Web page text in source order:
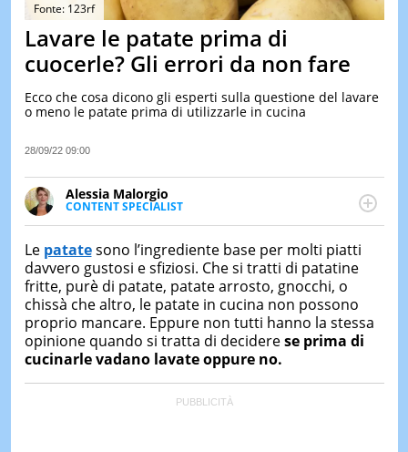
&
TEST
LE
DI
Fonte: 123rf
Lavare le patate prima di
cuocerle? Gli errori da non fare
Ecco che cosa dicono gli esperti sulla questione del lavare
o meno le patate prima di utilizzarle in cucina
28/09/22 09:00
Alessia Malorgio
CONTENT SPECIALIST
Ha conseguito un Master in Marketing Management
occupa della creazione di contenuti in ottica SEO e
dello sviluppo di strategie marketing attraverso
canali digitali.
Le patatesono l’ingrediente base per molti piatti
davvero gustosi e sfiziosi. Che si tratti di patatine
fritte, purè di patate, patate arrosto, gnocchi, o
chissà che altro, le patate in cucina non possono
proprio mancare. Eppure non tutti hanno la stessa
opinione quando si tratta di deciderese prima di
cucinarle vadano lavate oppure no.